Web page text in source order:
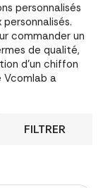
personnalisés
commander un
de qualité,
d'un chiffon
Vcomlab a
FILTRER